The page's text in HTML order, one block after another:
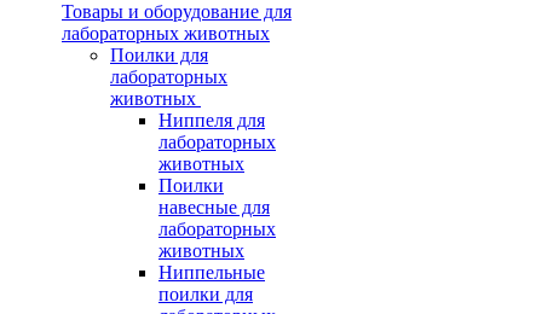
Товары и оборудование для
лабораторных животных
Поилки для
лабораторных
животных
Ниппеля для
лабораторных
животных
Поилки
навесные для
лабораторных
животных
Ниппельные
поилки для